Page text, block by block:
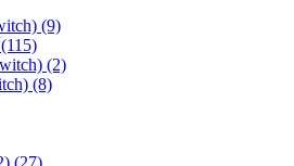
(9)
(115)
(2)
(8)